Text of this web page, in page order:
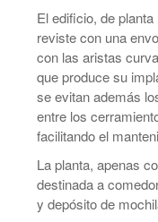
El edificio, de
reviste con una
con las aristas
que produce su
se evitan además
entre los
facilitando el
La planta, apenas
destinada a
y depósito de